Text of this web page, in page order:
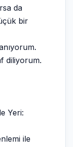
da
bir
diliyorum.
Yeri:
ile